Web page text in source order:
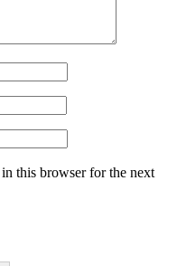
this browser for the next